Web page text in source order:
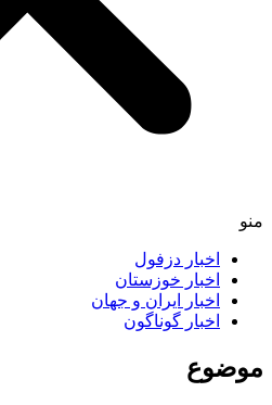
اخبار دزفول
اخبار خوزستان
اخبار ایران و جهان
اخبار گوناگون